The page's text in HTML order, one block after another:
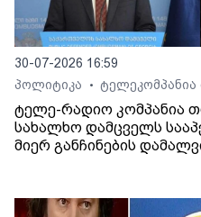
30-07-2026 16:59
პოლიტიკა
•
ტელე-რადიო კომპანია
სახალხო დამცველს
მიერ განჩინების